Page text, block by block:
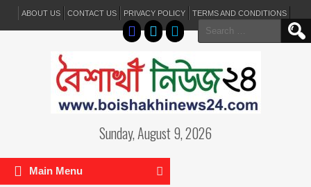
ABOUT US CONTACT US PRIVACY POLICY TERMS AND CONDITIONS
Search
for:
Sunday, August 9, 2026
Main Menu